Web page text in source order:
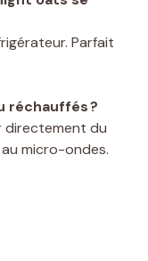
Parfait
réchauffés ?
directement du
micro-ondes.